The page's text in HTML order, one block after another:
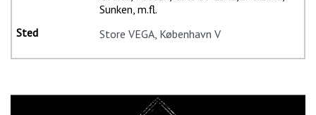
Sunken, m.fl.
Store VEGA, København V